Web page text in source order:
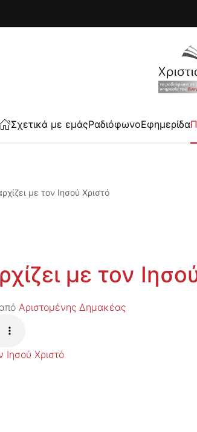
Σχετικά με εμάςΡαδιόφωνοΕφημερίδα
με τον Ιησού Χριστό
με τον
από Αριστομένης Δημακέας
Ιησού Χριστό